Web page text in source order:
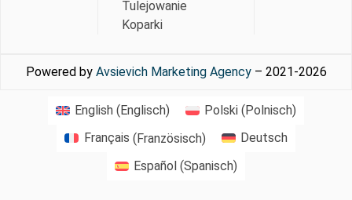
Tulejowanie
Koparki
Powered by Avsievich Marketing Agency– 2021-2026
English (Englisch) Polski (Polnisch)
Français (Französisch)
Deutsch
Español (Spanisch)